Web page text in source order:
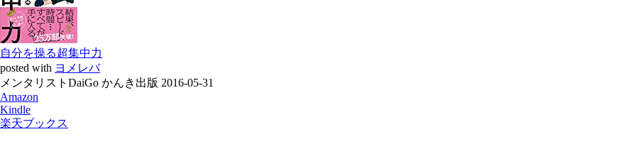
自分を操る超集中力
posted with ヨメレバ
メンタリストDaiGo かんき出版 2016-05-31
Amazon
Kindle
楽天ブックス